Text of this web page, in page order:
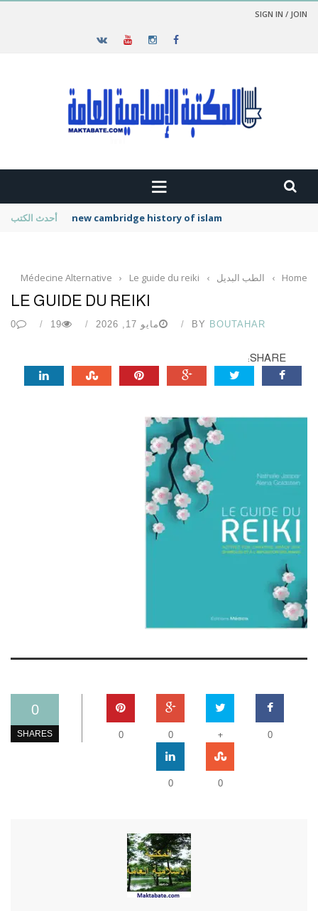
SIGN IN / JOIN
أحدث الكتب new cambridge history of islam
Home
› الطب البديل ›
Médecine Alternative › Le guide du reiki
LE GUIDE DU REIKI
BY BOUTAHAR مايو 17, 2026 19
0
SHARE:
0
SHARES 0
+
0
0
0
0